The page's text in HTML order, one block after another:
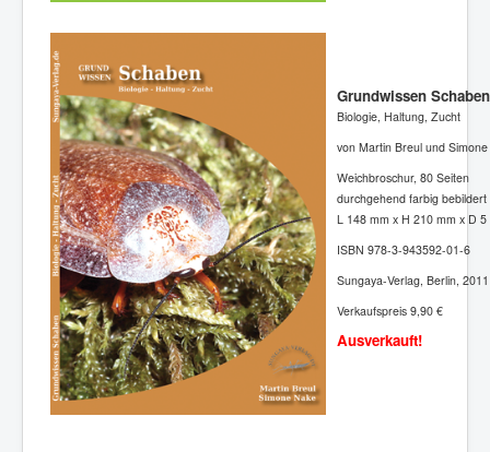
Grundwissen Schaben
Biologie, Haltung, Zucht
von Martin Breul und
Weichbroschur, 80 Seiten
durchgehend farbig bebildert
L 148 mm x H 210 mm x D
ISBN 978-3-943592-01-6
Sungaya-Verlag, Berlin, 2011
Verkaufspreis 9,90 €
Ausverkauft!